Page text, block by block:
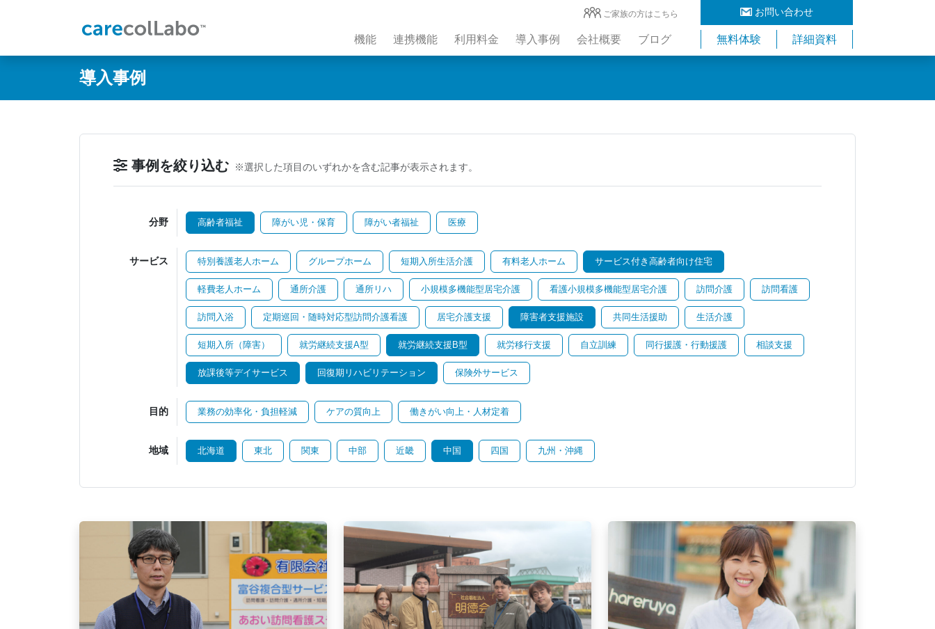
お問い合わせ
ご家族の方はこちら
機能 連携機能 利用料金 導入事例 会社概要 ブログ 無料体験 詳細資料
導入事例
事例を絞り込む ※選択した項目のいずれかを含む記事が表示されます。
分野 高齢者福祉 障がい児・保育 障がい者福祉 医療
サービス 特別養護老人ホーム グループホーム 短期入所生活介護 有料老人ホーム サービス付き高齢者向け住宅
軽費老人ホーム 通所介護 通所リハ 小規模多機能型居宅介護 看護小規模多機能型居宅介護 訪問介護 訪問看護
訪問入浴 定期巡回・随時対応型訪問介護看護 居宅介護支援 障害者支援施設 共同生活援助 生活介護
短期入所（障害） 就労継続支援A型 就労継続支援B型 就労移行支援 自立訓練 同行援護・行動援護 相談支援
放課後等デイサービス 回復期リハビリテーション 保険外サービス
目的 業務の効率化・負担軽減 ケアの質向上 働きがい向上・人材定着
地域 北海道 東北 関東 中部 近畿 中国 四国 九州・沖縄